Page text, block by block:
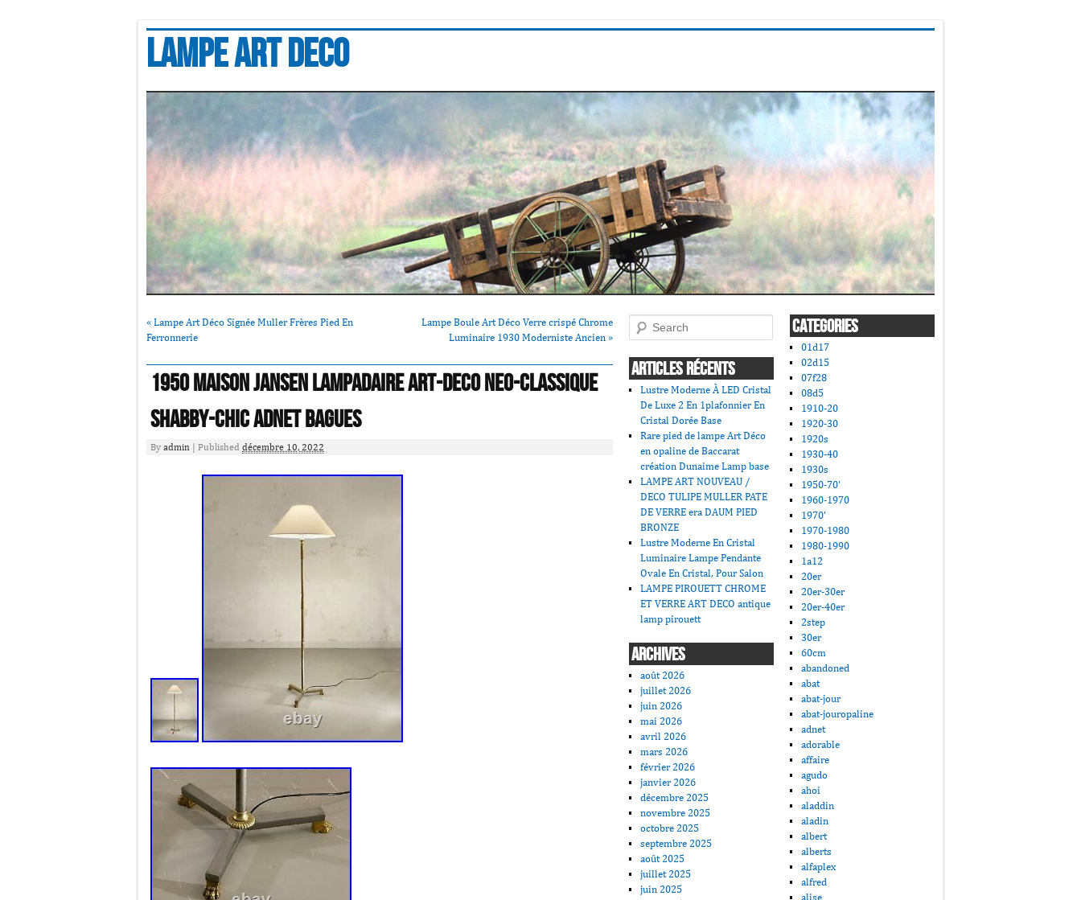
Lampe art deco
« Lampe Art Déco Signée Muller Frères Pied En
Ferronnerie
Lampe Boule Art Déco Verre crispé Chrome
Luminaire 1930 Moderniste Ancien »
1950 MAISON JANSEN LAMPADAIRE ART-DECO NEO-CLASSIQUE
SHABBY-CHIC Adnet Bagues
By admin Published décembre 10, 2022
Search
ARTICLES RÉCENTS
Lustre Moderne À LED Cristal
De Luxe 2 En 1plafonnier En
Cristal Dorée Base
Rare pied de lampe Art Déco
en opaline de Baccarat
création Dunaime Lamp base
LAMPE ART NOUVEAU /
DECO TULIPE MULLER PATE
DE VERRE era DAUM PIED
BRONZE
Lustre Moderne En Cristal
Luminaire Lampe Pendante
Ovale En Cristal, Pour Salon
LAMPE PIROUETT CHROME
ET VERRE ART DECO antique
lamp pirouett
ARCHIVES
août 2026
juillet 2026
juin 2026
mai 2026
avril 2026
mars 2026
février 2026
janvier 2026
décembre 2025
novembre 2025
octobre 2025
septembre 2025
août 2025
juillet 2025
juin 2025
CATEGORIES
01d17
02d15
07f28
08d5
1910-20
1920-30
1920s
1930-40
1930s
1950-70'
1960-1970
1970'
1970-1980
1980-1990
1a12
20er
20er-30er
20er-40er
2step
30er
60cm
abandoned
abat
abat-jour
abat-jouropaline
adnet
adorable
affaire
agudo
ahoi
aladdin
aladin
albert
alberts
alfaplex
alfred
alise